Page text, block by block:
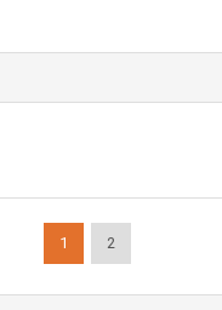
1 2